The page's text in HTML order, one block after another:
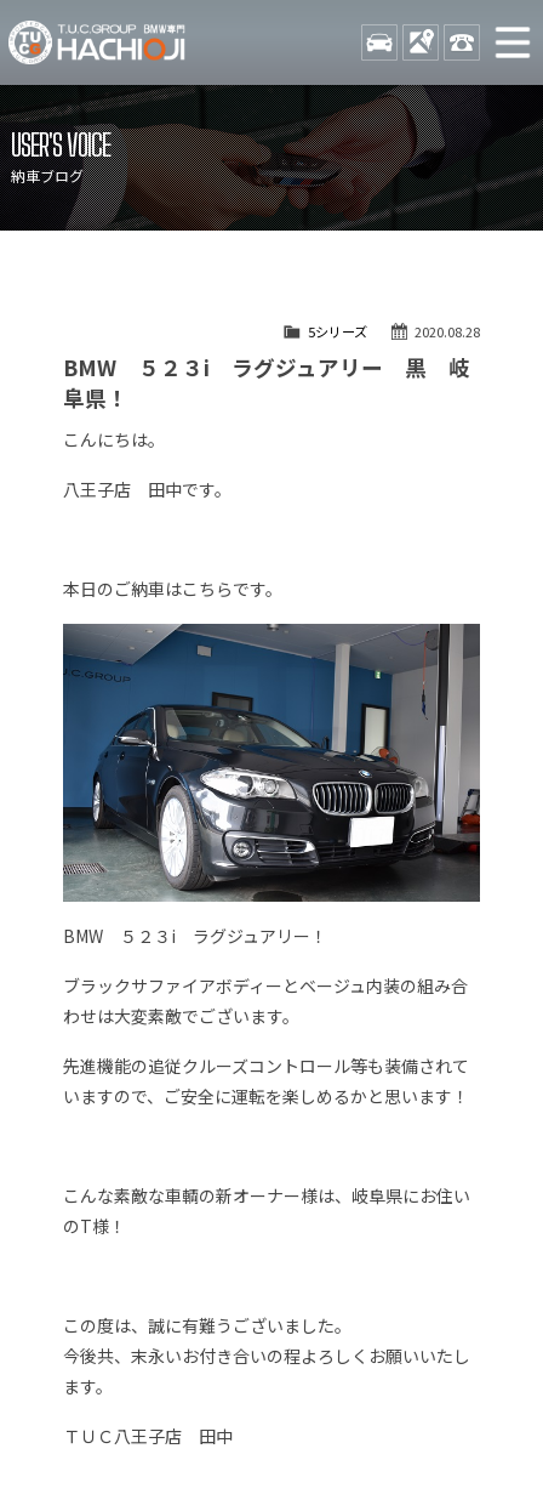
TUCグループ BMW専門 八
STOCK ACCESS 042-
ニュース
在庫リスト
目玉車両一覧
店舗紹介
保証＆サービス
アクセスマップ
自動車保険
TUCとは？
納車blog
会社概要
USER'S VOICE
納車ブログ
2020.08.28
5シリーズ
BMW ５２３i ラグジュアリー 黒 岐
阜県！
こんにちは。
八王子店 田中です。
本日のご納車はこちらです。
BMW ５２３i ラグジュアリー！
ブラックサファイアボディーとベージュ内装の組み合
わせは大変素敵でございます。
先進機能の追従クルーズコントロール等も装備されて
いますので、ご安全に運転を楽しめるかと思います！
こんな素敵な車輌の新オーナー様は、岐阜県にお住い
のT様！
この度は、誠に有難うございました。
今後共、末永いお付き合いの程よろしくお願いいたし
ます。
ＴＵＣ八王子店 田中